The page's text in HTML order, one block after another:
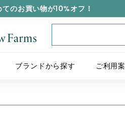
てのお買い物が10%オフ！
ブランドから探す ご利用